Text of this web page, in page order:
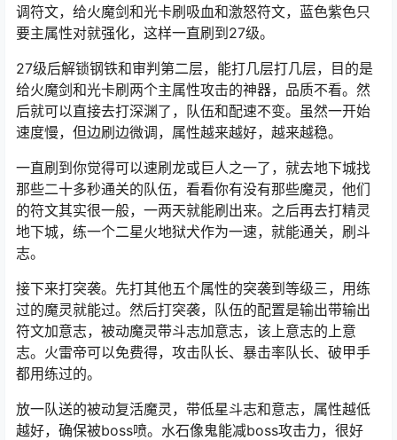
调符文，给火魔剑和光卡刷吸血和激怒符文，蓝色紫色只
要主属性对就强化，这样一直刷到27级。
27级后解锁钢铁和审判第二层，能打几层打几层，目的是
给火魔剑和光卡刷两个主属性攻击的神器，品质不看。然
后就可以直接去打深渊了，队伍和配速不变。虽然一开始
速度慢，但边刷边微调，属性越来越好，越来越稳。
一直刷到你觉得可以速刷龙或巨人之一了，就去地下城找
那些二十多秒通关的队伍，看看你有没有那些魔灵，他们
的符文其实很一般，一两天就能刷出来。之后再去打精灵
地下城，练一个二星火地狱犬作为一速，就能通关，刷斗
志。
接下来打突袭。先打其他五个属性的突袭到等级三，用练
过的魔灵就能过。然后打突袭，队伍的配置是输出带输出
符文加意志，被动魔灵带斗志加意志，该上意志的上意
志。火雷帝可以免费得，攻击队长、暴击率队长、破甲手
都用练过的。
放一队送的被动复活魔灵，带低星斗志和意志，属性越低
越好，确保被boss喷。水石像鬼能减boss攻击力，很好